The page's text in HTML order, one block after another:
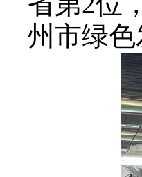
州市绿